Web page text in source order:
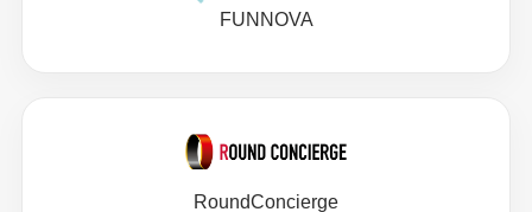
FUNNOVA
RoundConcierge